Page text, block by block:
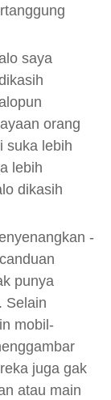
saya
orang
suka lebih
lebih
dikasih
-
punya
Selain
mobil-
juga gak
atau main